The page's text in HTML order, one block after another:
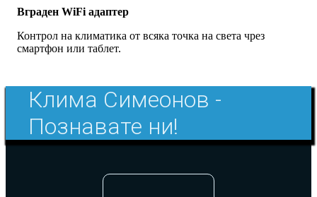
Вграден WiFi адаптер
Контрол на климатика от всяка точка на света чрез
смартфон или таблет.
Клима Симеонов -
Познавате ни!